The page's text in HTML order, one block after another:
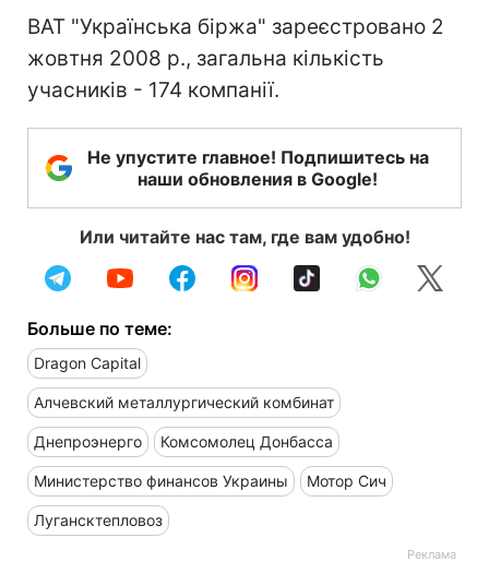
ВАТ "Українська біржа" зареєстровано 2
жовтня 2008 р., загальна кількість
учасників - 174 компанії.
Не упустите главное! Подпишитесь на
наши обновления в Google!
Или читайте нас там, где вам удобно!
Больше по теме:
Dragon Capital
Алчевский металлургический комбинат
Днепроэнерго Комсомолец Донбасса
Министерство финансов Украины Мотор Сич
Лугансктепловоз